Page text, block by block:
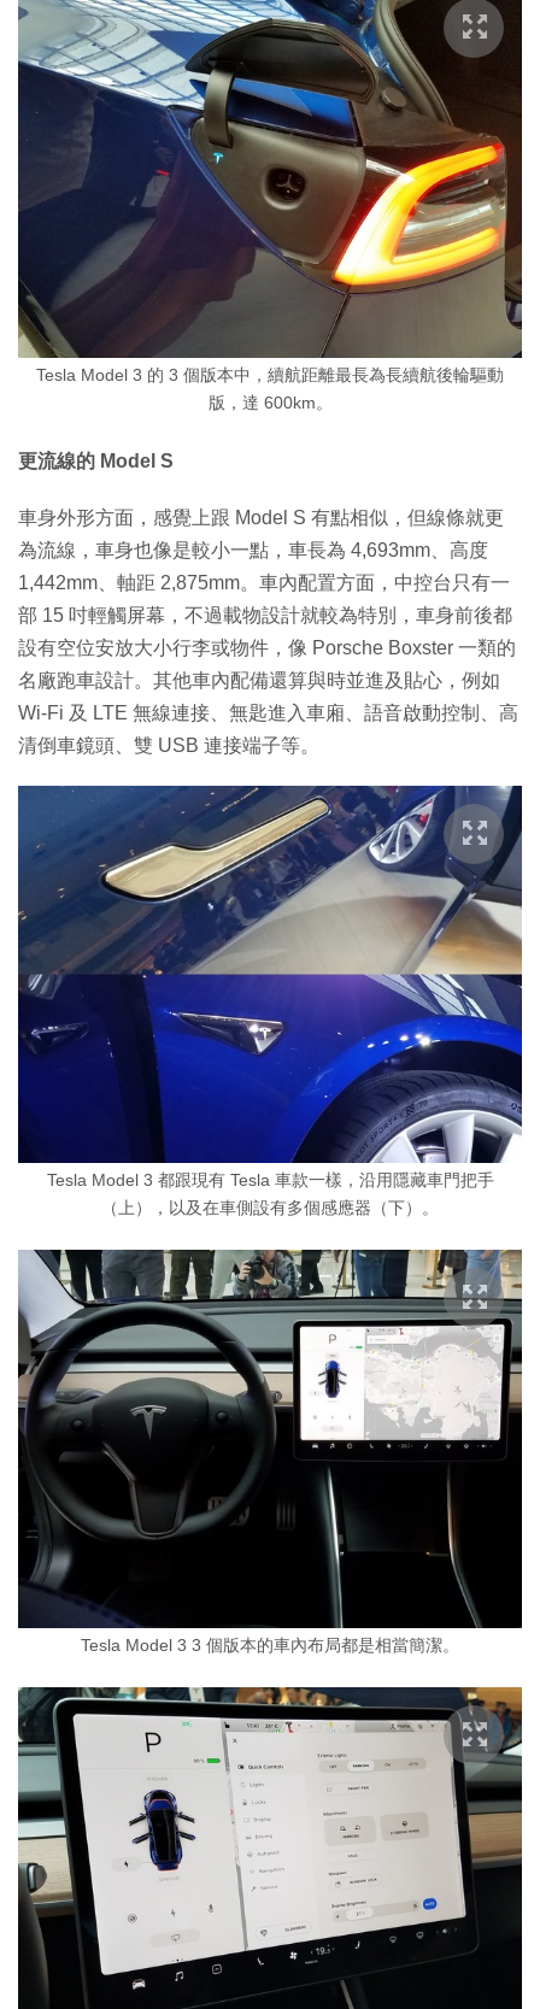
Tesla Model 3 的 3 個版本中，續航距離最長為長續航後輪驅動
版，達 600km。
更流線的 Model S
車身外形方面，感覺上跟 Model S 有點相似，但線條就更
為流線，車身也像是較小一點，車長為 4,693mm、高度
1,442mm、軸距 2,875mm。車內配置方面，中控台只有一
部 15 吋輕觸屏幕，不過載物設計就較為特別，車身前後都
設有空位安放大小行李或物件，像 Porsche Boxster 一類的
名廠跑車設計。其他車內配備還算與時並進及貼心，例如
Wi-Fi 及 LTE 無線連接、無匙進入車廂、語音啟動控制、高
清倒車鏡頭、雙 USB 連接端子等。
Tesla Model 3 都跟現有 Tesla 車款一樣，沿用隱藏車門把手
（上），以及在車側設有多個感應器（下）。
Tesla Model 3 3 個版本的車內布局都是相當簡潔。